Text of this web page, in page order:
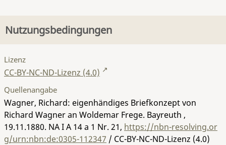
Nutzungsbedingungen
Lizenz
CC-BY-NC-ND-Lizenz (4.0)
Quellenangabe
Wagner, Richard: eigenhändiges Briefkonzept von
Richard Wagner an Woldemar Frege. Bayreuth ,
19.11.1880. NA I A 14 a 1 Nr. 21, https://nbn-resolving.or
g/urn:nbn:de:0305-112347 / CC-BY-NC-ND-Lizenz (4.0)